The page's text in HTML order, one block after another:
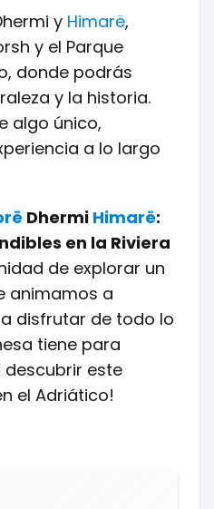
y Himarë,
y el Parque
donde podrás
y la historia.
algo único,
a lo largo
Dhermi Himarë:
en la Riviera
de explorar un
animamos a
disfrutar de todo lo
tiene para
descubrir este
el Adriático!